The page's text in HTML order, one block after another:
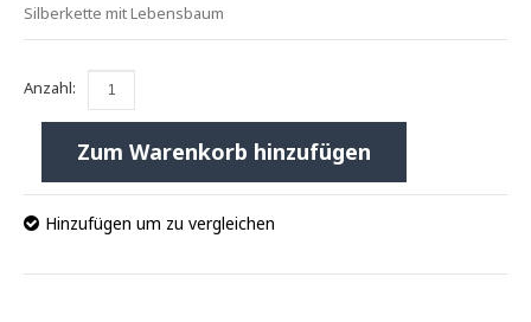
Silberkette mit Lebensbaum
Anzahl:
Zum Warenkorb hinzufügen
Hinzufügen um zu vergleichen